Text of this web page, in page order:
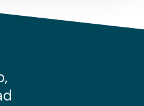
haga del sitio web con
publicidad y análisis